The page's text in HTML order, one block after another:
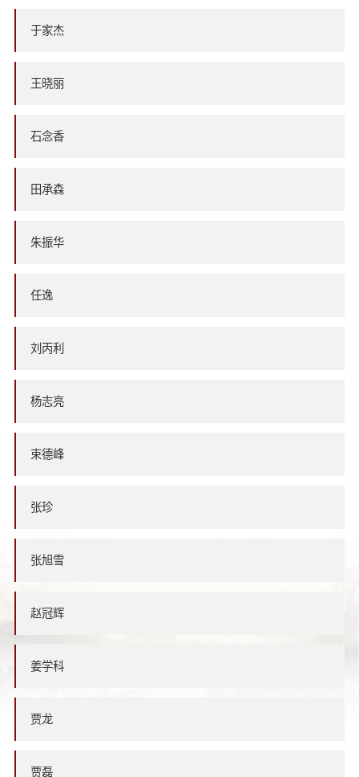
于家杰
王晓丽
石念香
田承森
朱振华
任逸
刘丙利
杨志亮
束德峰
张珍
张旭雪
赵冠辉
姜学科
贾龙
贾磊